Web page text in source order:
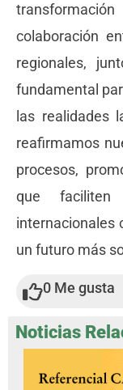
Noticias
colaboración
regionales,
fundamental
las realidades
reafirmamos
procesos,
que faciliten
internacionales
un futuro más
0 Me gusta